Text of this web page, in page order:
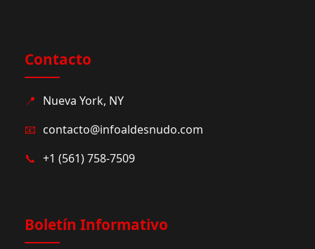
Contacto
📍 Nueva York, NY
📧 contacto@infoaldesnudo.com
📞 +1 (561) 758-7509
Boletín Informativo